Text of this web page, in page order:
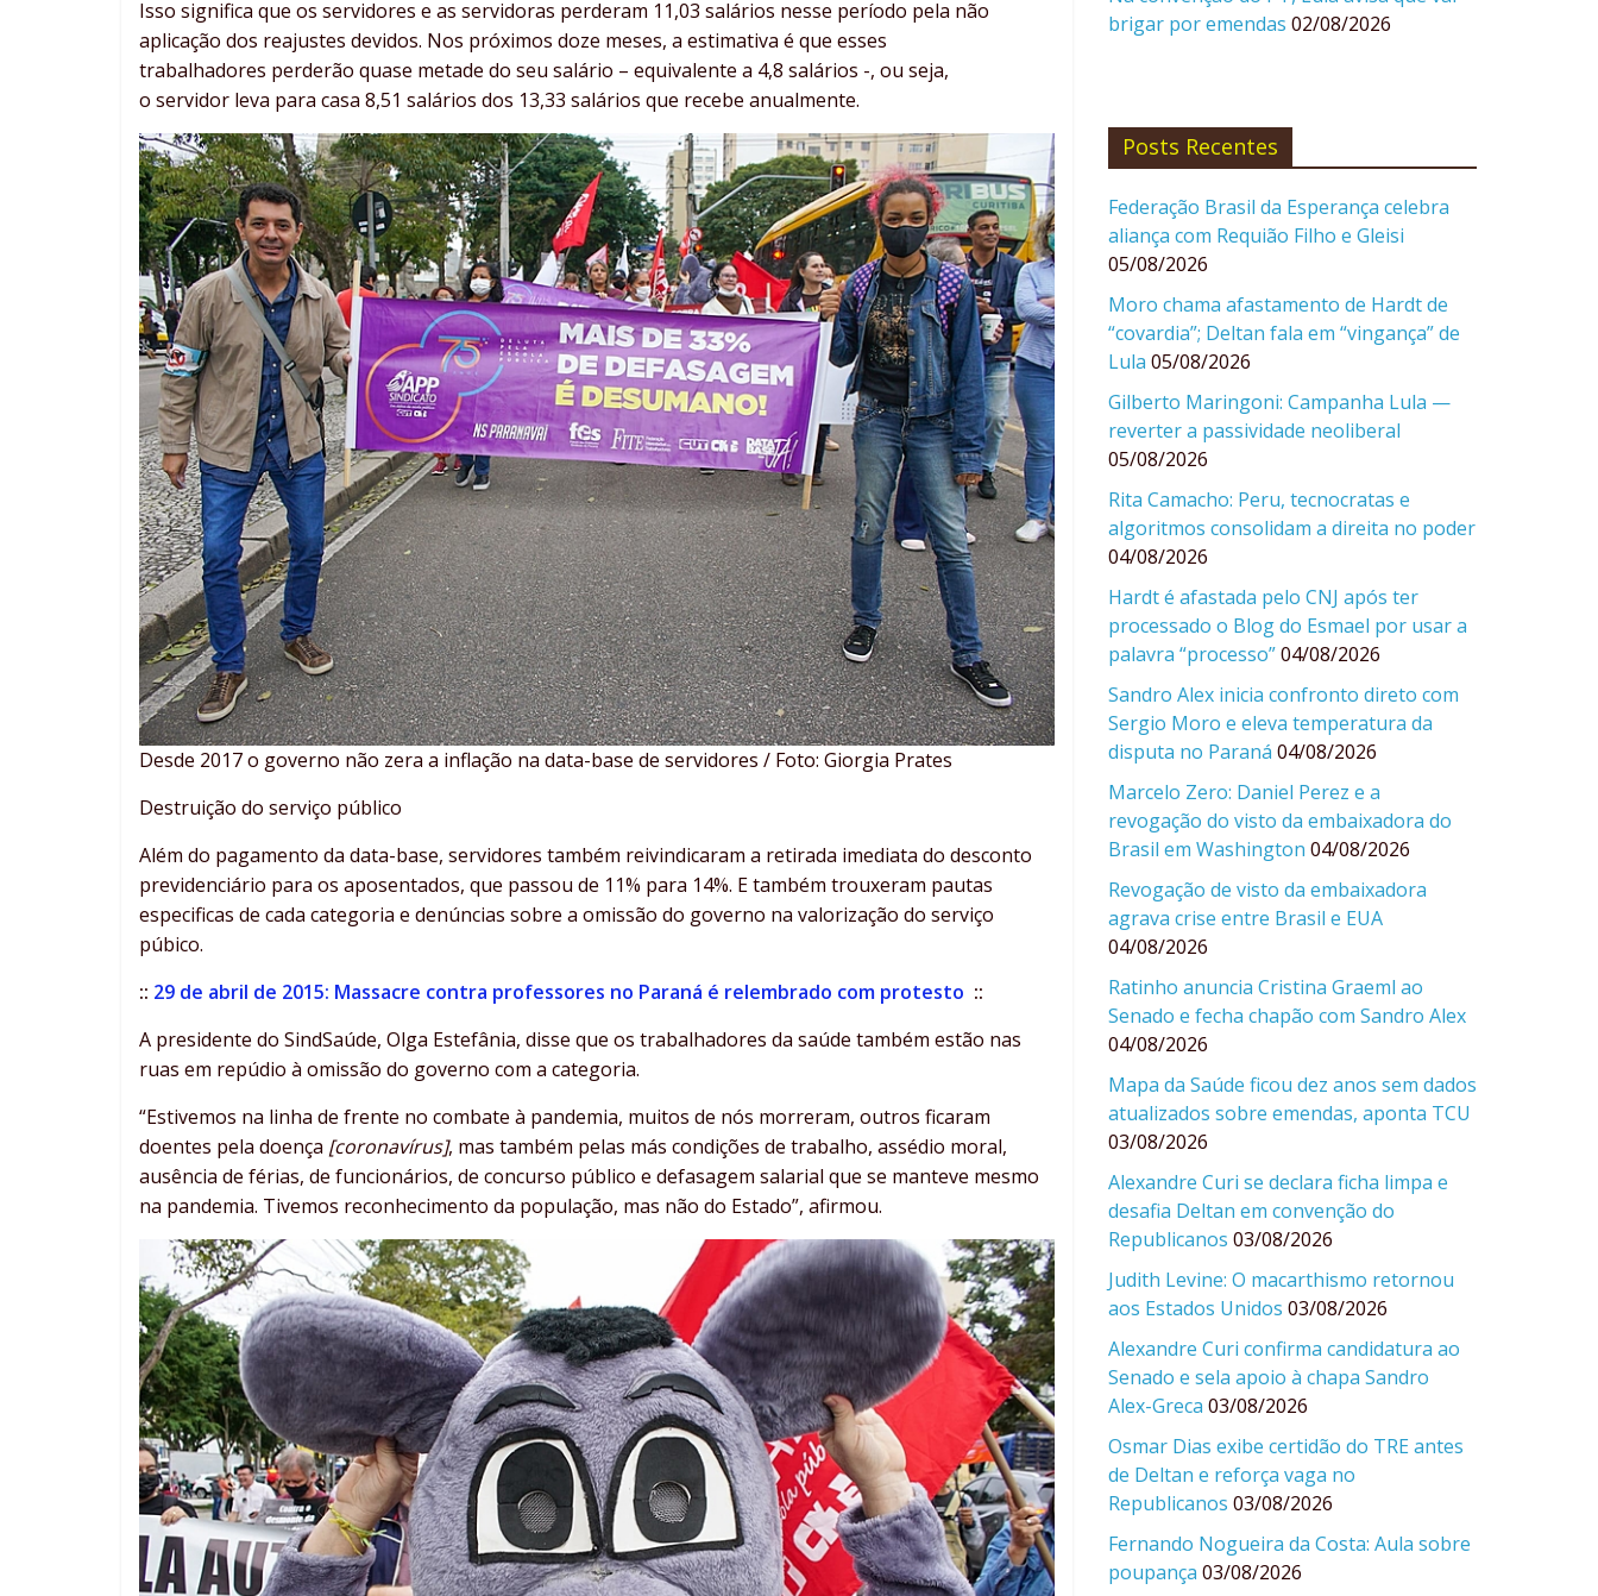
Isso significa que os servidores e as servidoras perderam 11,03 salários nesse período pela não
aplicação dos reajustes devidos. Nos próximos doze meses, a estimativa é que esses
trabalhadores perderão quase metade do seu salário – equivalente a 4,8 salários -, ou seja,
o servidor leva para casa 8,51 salários dos 13,33 salários que recebe anualmente.
Desde 2017 o governo não zera a inflação na data-base de servidores / Foto: Giorgia Prates
Destruição do serviço público
Além do pagamento da data-base, servidores também reivindicaram a retirada imediata do desconto
previdenciário para os aposentados, que passou de 11% para 14%. E também trouxeram pautas
especificas de cada categoria e denúncias sobre a omissão do governo na valorização do serviço
púbico.
:: 29 de abril de 2015: Massacre contra professores no Paraná é relembrado com protesto ::
A presidente do SindSaúde, Olga Estefânia, disse que os trabalhadores da saúde também estão nas
ruas em repúdio à omissão do governo com a categoria.
“Estivemos na linha de frente no combate à pandemia, muitos de nós morreram, outros ficaram
doentes pela doença [coronavírus], mas também pelas más condições de trabalho, assédio moral,
ausência de férias, de funcionários, de concurso público e defasagem salarial que se manteve mesmo
na pandemia. Tivemos reconhecimento da população, mas não do Estado”, afirmou.
brigar por emendas 02/08/2026
Posts Recentes
Federação Brasil da Esperança celebra
aliança com Requião Filho e Gleisi
05/08/2026
Moro chama afastamento de Hardt de
“covardia”; Deltan fala em “vingança” de
Lula 05/08/2026
Gilberto Maringoni: Campanha Lula —
reverter a passividade neoliberal
05/08/2026
Rita Camacho: Peru, tecnocratas e
algoritmos consolidam a direita no poder
04/08/2026
Hardt é afastada pelo CNJ após ter
processado o Blog do Esmael por usar a
palavra “processo”04/08/2026
Sandro Alex inicia confronto direto com
Sergio Moro e eleva temperatura da
disputa no Paraná 04/08/2026
Marcelo Zero: Daniel Perez e a
revogação do visto da embaixadora do
Brasil em Washington 04/08/2026
Revogação de visto da embaixadora
agrava crise entre Brasil e EUA
04/08/2026
Ratinho anuncia Cristina Graeml ao
Senado e fecha chapão com Sandro Alex
04/08/2026
Mapa da Saúde ficou dez anos sem dados
atualizados sobre emendas, aponta TCU
03/08/2026
Alexandre Curi se declara ficha limpa e
desafia Deltan em convenção do
Republicanos 03/08/2026
Judith Levine: O macarthismo retornou
aos Estados Unidos 03/08/2026
Alexandre Curi confirma candidatura ao
Senado e sela apoio à chapa Sandro
Alex-Greca 03/08/2026
Osmar Dias exibe certidão do TRE antes
de Deltan e reforça vaga no
Republicanos 03/08/2026
Fernando Nogueira da Costa: Aula sobre
poupança 03/08/2026